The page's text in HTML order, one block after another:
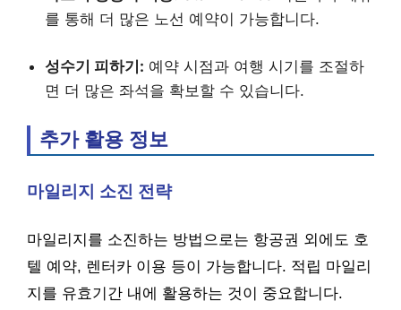
를 통해 더 많은 노선 예약이 가능합니다.
성수기 피하기: 예약 시점과 여행 시기를 조절하
면 더 많은 좌석을 확보할 수 있습니다.
추가 활용 정보
마일리지 소진 전략
마일리지를 소진하는 방법으로는 항공권 외에도 호
텔 예약, 렌터카 이용 등이 가능합니다. 적립 마일리
지를 유효기간 내에 활용하는 것이 중요합니다.